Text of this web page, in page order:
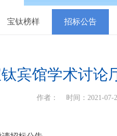
宝钛榜样 招标公告
宾馆学术讨
作者： 时间：2021-